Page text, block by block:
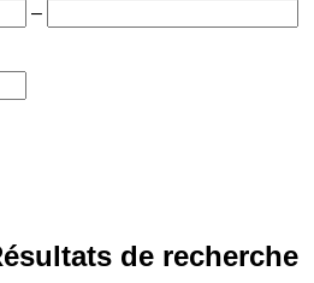
–
de recherche